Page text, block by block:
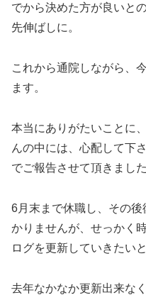
でから決めた方が良いと
先伸ばしに。
これから通院しながら、
ます。
本当にありがたいことに
んの中には、心配して下
でご報告させて頂きました
6月末まで休職し、その
かりませんが、せっかく
ログを更新していきたい
去年なかなか更新出来な